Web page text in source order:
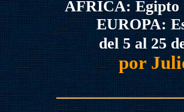
AFRICA:
EUROPA:
del 5 al 25
por